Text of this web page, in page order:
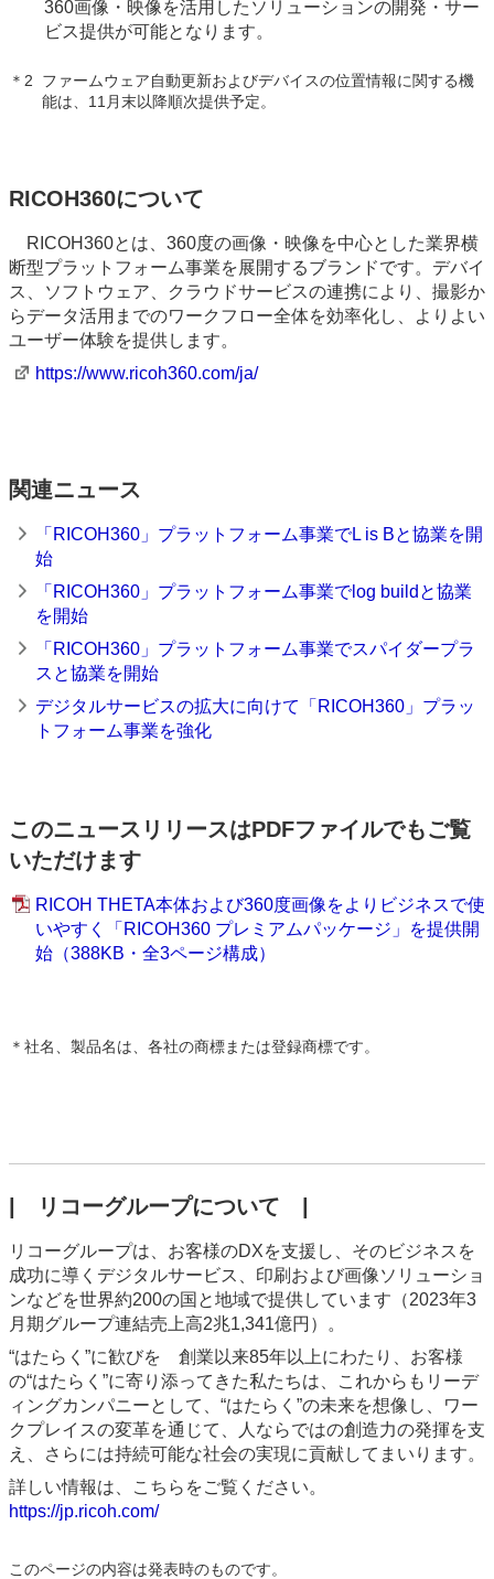
360画像・映像を活用したソリューションの開発・サー
ビス提供が可能となります。
＊2
ファームウェア自動更新およびデバイスの位置情報に関する機
能は、11月末以降順次提供予定。
RICOH360について
RICOH360とは、360度の画像・映像を中心とした業界横
断型プラットフォーム事業を展開するブランドです。デバイ
ス、ソフトウェア、クラウドサービスの連携により、撮影か
らデータ活用までのワークフロー全体を効率化し、よりよい
ユーザー体験を提供します。
https://www.ricoh360.com/ja/
関連ニュース
「RICOH360」プラットフォーム事業でL is Bと協業を開
始
「RICOH360」プラットフォーム事業でlog buildと協業
を開始
「RICOH360」プラットフォーム事業でスパイダープラ
スと協業を開始
デジタルサービスの拡大に向けて「RICOH360」プラッ
トフォーム事業を強化
このニュースリリースはPDFファイルでもご覧
いただけます
RICOH THETA本体および360度画像をよりビジネスで使
いやすく「RICOH360 プレミアムパッケージ」を提供開
始（388KB・全3ページ構成）
＊ 社名、製品名は、各社の商標または登録商標です。
| リコーグループについて |
リコーグループは、お客様のDXを支援し、そのビジネスを
成功に導くデジタルサービス、印刷および画像ソリューショ
ンなどを世界約200の国と地域で提供しています（2023年3
月期グループ連結売上高2兆1,341億円）。
“はたらく”に歓びを 創業以来85年以上にわたり、お客様
の“はたらく”に寄り添ってきた私たちは、これからもリーデ
ィングカンパニーとして、“はたらく”の未来を想像し、ワー
クプレイスの変革を通じて、人ならではの創造力の発揮を支
え、さらには持続可能な社会の実現に貢献してまいります。
詳しい情報は、こちらをご覧ください。
https://jp.ricoh.com/
このページの内容は発表時のものです。